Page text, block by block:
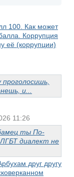
100. Как может
Коррупция
её (коррупции)
и...
11:26
ты По-
диалект не
друг другу